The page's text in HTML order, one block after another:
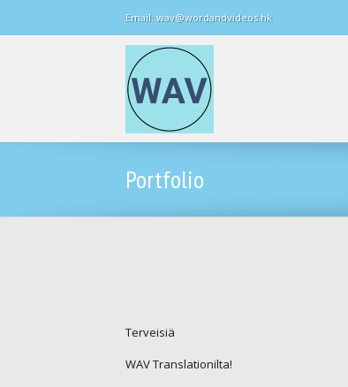
Email: wav@wordandvideos.hk
Portfolio
Terveisiä
WAV Translationilta!